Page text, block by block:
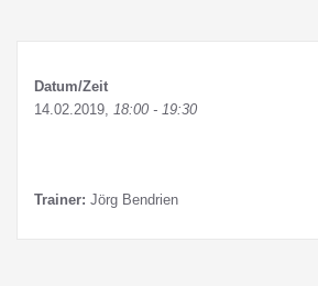
Datum/Zeit
14.02.2019, 18:00 - 19:30
Trainer: Jörg Bendrien